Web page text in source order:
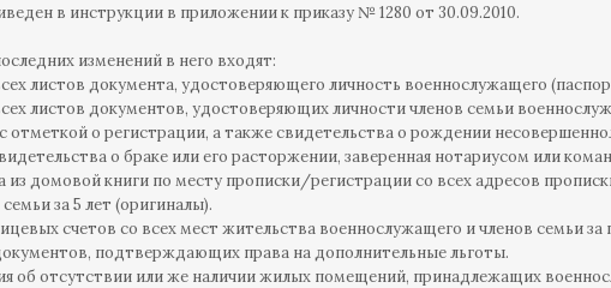
в инструкции в приложении к приказу № 1280 от 30.09.2010.
изменений в него входят:
листов документа, удостоверяющего личность военнослужащего
листов документов, удостоверяющих личности членов семьи
отметкой о регистрации, а также свидетельства о рождении
о браке или его расторжении, заверенная нотариусом или
из домовой книги по месту прописки/регистрации со всех адресов
за 5 лет (оригиналы).
счетов со всех мест жительства военнослужащего и членов семьи за
подтверждающих права на дополнительные льготы.
об отсутствии или же наличии жилых помещений, принадлежащих